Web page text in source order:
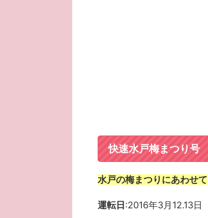
快速水戸梅まつり号
水戸の梅まつりにあわせて
運転日 :2016年3月12.13日